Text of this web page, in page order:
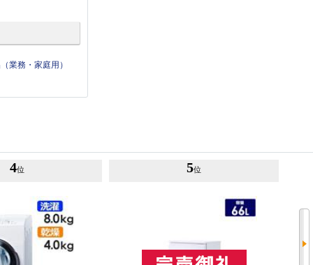
業務・家庭用）
4位 5位